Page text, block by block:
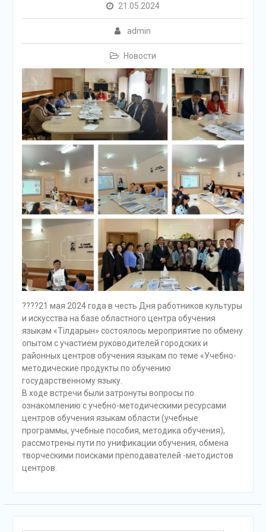
21.05.2024
admin
Новости
????21 мая 2024 года в честь Дня работников культуры
и искусства на базе областного центра обучения
языкам «Тілдарын» состоялось мероприятие по обмену
опытом с участием руководителей городских и
районных центров обучения языкам по теме «Учебно-
методические продукты по обучению
государственному языку.
В ходе встречи были затронуты вопросы по
ознакомлению с учебно-методическими ресурсами
центров обучения языкам области (учебные
программы, учебные пособия, методика обучения),
рассмотрены пути по унификации обучения, обмена
творческими поисками преподавателей -методистов
центров.